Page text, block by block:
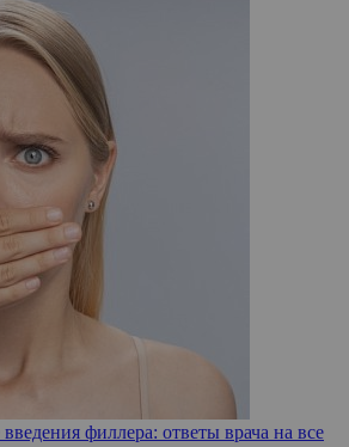
филлера: ответы врача на все